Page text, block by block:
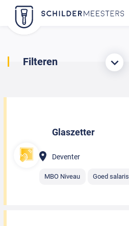
Filteren
Glaszetter
Deventer
MBO Niveau Goed salaris